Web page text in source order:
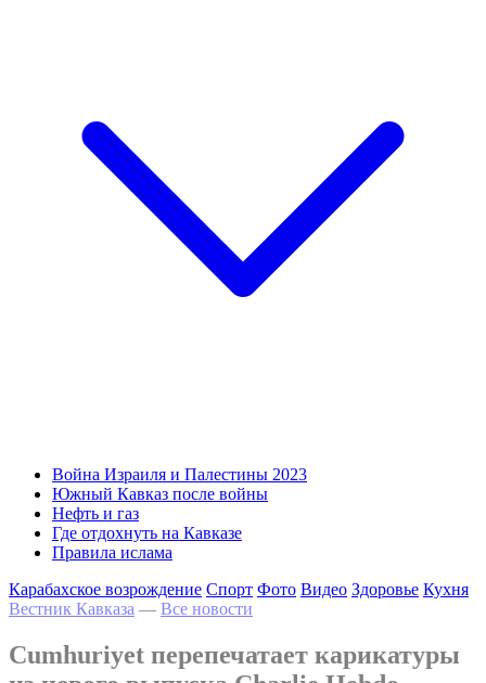
Война Израиля и Палестины 2023
Южный Кавказ после войны
Нефть и газ
Где отдохнуть на Кавказе
Правила ислама
Карабахское возрождение Спорт Фото Видео Здоровье Кухня
Вестник Кавказа — Все новости
Cumhuriyet перепечатает карикатуры